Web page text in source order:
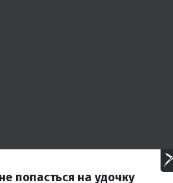
попасться на удочку